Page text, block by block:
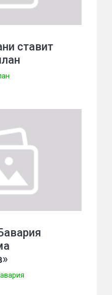
ставит